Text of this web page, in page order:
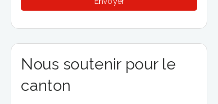
Nous soutenir pour le
canton